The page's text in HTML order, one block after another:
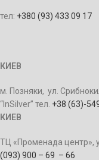
тел: +380 (93) 433 09 17
КИЕВ
м. Позняки, ул.
“InSilver” тел. +38 (63)-
КИЕВ
ТЦ «Променада центр»,
(093) 900 – 69 – 66